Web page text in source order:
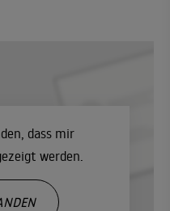
dass mir
werden.